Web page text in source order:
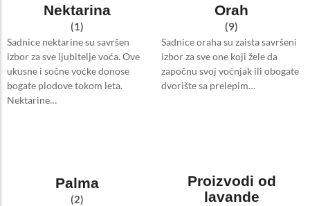
Nektarina
(1)
Sadnice nektarine su savršen
izbor za sve ljubitelje voća. Ove
ukusne i sočne voćke donose
bogate plodove tokom leta.
Nektarine…
Orah
(9)
Sadnice oraha su zaista savršeni
izbor za sve one koji žele da
započnu svoj voćnjak ili obogate
dvorište sa prelepim…
Palma
(2)
Proizvodi od
lavande